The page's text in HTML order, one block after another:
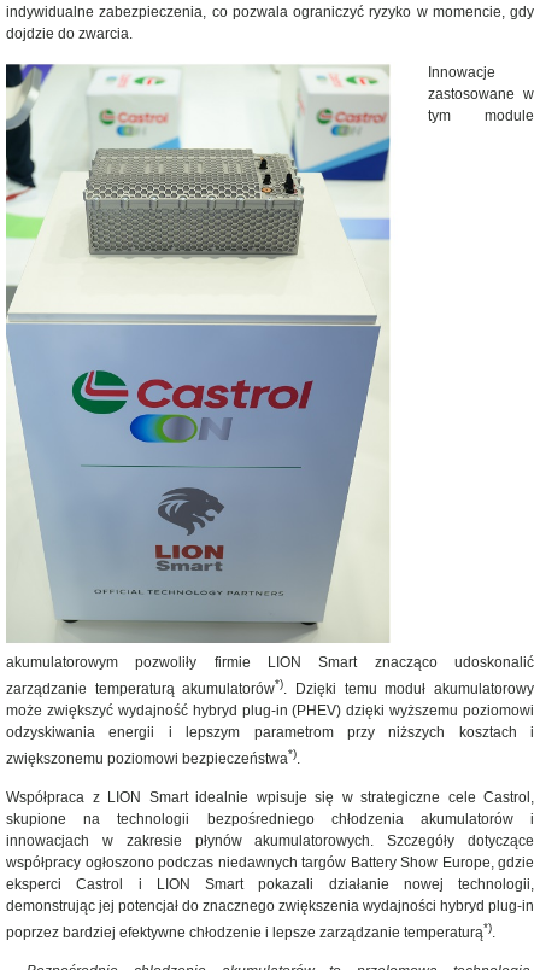
indywidualne zabezpieczenia, co pozwala ograniczyć ryzyko w momencie, gdy
dojdzie do zwarcia.
Innowacje
zastosowane w
tym module
akumulatorowym pozwoliły firmie LION Smart znacząco udoskonalić
zarządzanie temperaturą akumulatorów*). Dzięki temu moduł akumulatorowy
może zwiększyć wydajność hybryd plug-in (PHEV) dzięki wyższemu poziomowi
odzyskiwania energii i lepszym parametrom przy niższych kosztach i
zwiększonemu poziomowi bezpieczeństwa*).
Współpraca z LION Smart idealnie wpisuje się w strategiczne cele Castrol,
skupione na technologii bezpośredniego chłodzenia akumulatorów i
innowacjach w zakresie płynów akumulatorowych. Szczegóły dotyczące
współpracy ogłoszono podczas niedawnych targów Battery Show Europe, gdzie
eksperci Castrol i LION Smart pokazali działanie nowej technologii,
demonstrując jej potencjał do znacznego zwiększenia wydajności hybryd plug-in
poprzez bardziej efektywne chłodzenie i lepsze zarządzanie temperaturą*).